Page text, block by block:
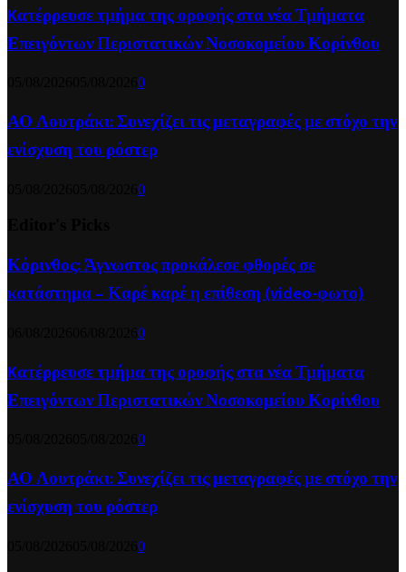
Kατέρρευσε τμήμα της οροφής στα νέα Τμήματα
Επειγόντων Περιστατικών Νοσοκομείου Κορίνθου
0
ΑΟ Λουτράκι: Συνεχίζει τις μεταγραφές με στόχο την
ενίσχυση του ρόστερ
0
Κόρινθος: Άγνωστος προκάλεσε φθορές σε
κατάστημα – Καρέ καρέ η επίθεση (video-φωτο)
0
Kατέρρευσε τμήμα της οροφής στα νέα Τμήματα
Επειγόντων Περιστατικών Νοσοκομείου Κορίνθου
0
ΑΟ Λουτράκι: Συνεχίζει τις μεταγραφές με στόχο την
ενίσχυση του ρόστερ
0